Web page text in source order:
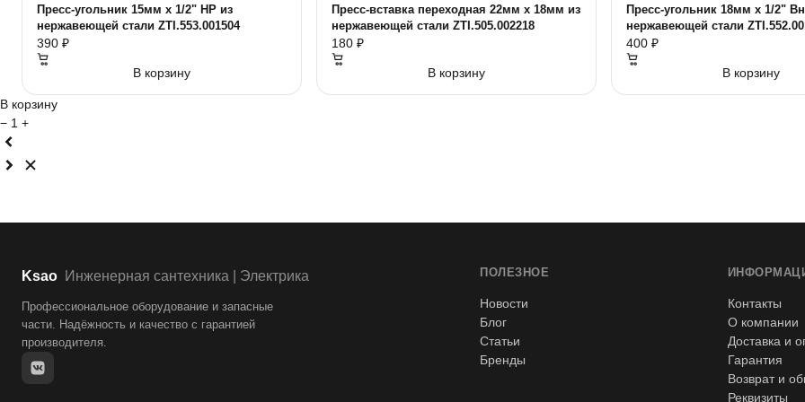
Пресс-угольник 15мм х 1/2" НР из
нержавеющей стали ZTI.553.001504
390 ₽
В корзину
Пресс-вставка переходная 22мм х 18мм из
нержавеющей стали ZTI.505.002218
180 ₽
В корзину
Пресс-угольник 18мм х 1/2"
нержавеющей стали
400 ₽
В корзину
В корзину
− 1 +
Ksao Инженерная сантехника | Электрика
Профессиональное оборудование и запасные
части. Надёжность и качество с гарантией
производителя.
ПОЛЕЗНОЕ
Новости
Блог
Статьи
Бренды
Контакты
О компании
Доставка и
Гарантия
Возврат и
Реквизиты